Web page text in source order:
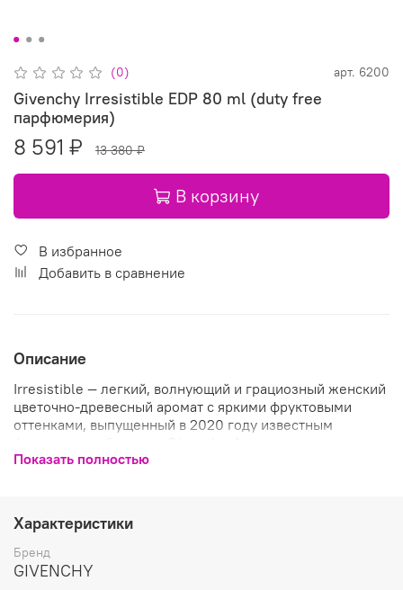
(0) арт. 6200
Givenchy Irresistible EDP 80 ml (duty free
парфюмерия)
8 591 ₽ 13 380 ₽
В корзину
В избранное
Добавить в сравнение
Описание
Irresistible — легкий, волнующий и грациозный женский
цветочно-древесный аромат с яркими фруктовыми
оттенками, выпущенный в 2020 году известным
композиция построена на контрасте между двумя
дерева. Лаконичный флакон с гранеными гранями —
само воплощение изящества и стиля.
Звучание ароматической композиции начинается с
Показать полностью
Характеристики
Бренд
GIVENCHY